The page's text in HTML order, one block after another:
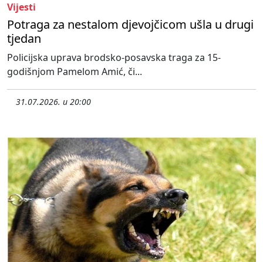
Vijesti
Potraga za nestalom djevojčicom ušla u drugi
tjedan
Policijska uprava brodsko-posavska traga za 15-
godišnjom Pamelom Amić, či...
31.07.2026. u 20:00